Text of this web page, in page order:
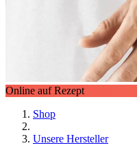
Online auf Rezept
Shop
Unsere Hersteller